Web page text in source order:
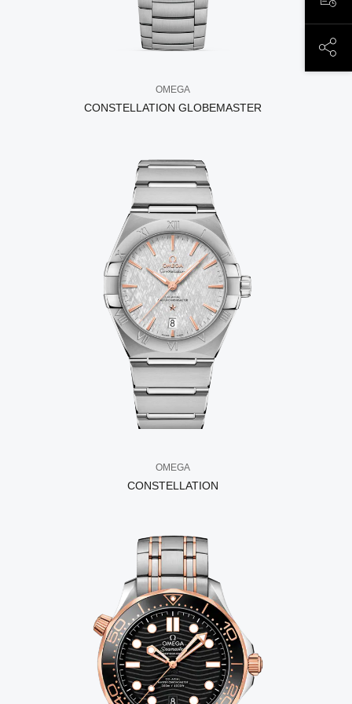
OMEGA
CONSTELLATION GLOBEMASTER
OMEGA
CONSTELLATION